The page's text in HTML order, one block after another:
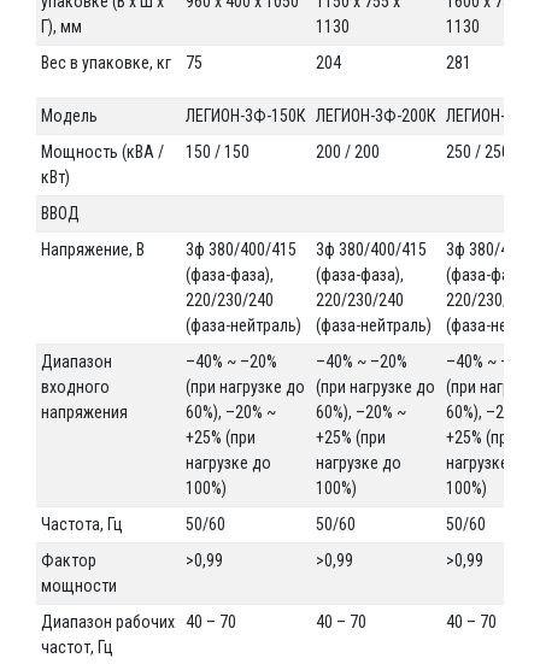
Г), мм
1130
1130
Вес в упаковке, кг
75 204 281
Модель ЛЕГИОН-3Ф-150К ЛЕГИОН-3Ф-200К ЛЕГИОН-3Ф-
Мощность (кВА /
кВт)
150 / 150 200 / 200 250 / 250
ВВОД
Напряжение, В
3ф 380/400/415
(фаза-фаза),
220/230/240
(фаза-нейтраль)
3ф 380/400/415
(фаза-фаза),
220/230/240
(фаза-нейтраль)
3ф 380/400/
(фаза-фаза),
220/230/240
(фаза-
Диапазон
входного
напряжения
–40% ~ –20%
(при нагрузке до
60%), –20% ~
+25% (при
нагрузке до
100%)
–40% ~ –20%
(при нагрузке до
60%), –20% ~
+25% (при
нагрузке до
100%)
–40% ~ –20%
(при
60%), –20% ~
+25% (при
нагрузке до
100%)
Частота, Гц
50/60 50/60
50/60
Фактор
мощности
>0,99 >0,99 >0,99
Диапазон рабочих
частот, Гц
40 – 70 40 – 70 40 – 70